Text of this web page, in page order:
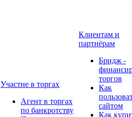
Участие в торгах
Агент в торгах
по банкротству
Клиентам и
партнёрам
Бридж -
торгов
Как
сайтом
Как